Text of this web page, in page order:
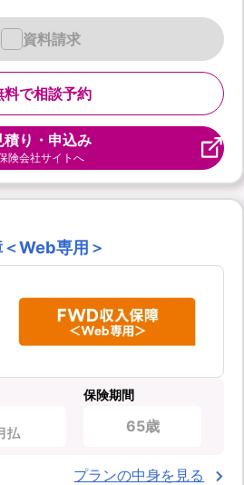
料で相談予約
資料請求
積り・申込み
険会社サイトへ
Web専用＞
保険期間
65歳
プランの中身を見る